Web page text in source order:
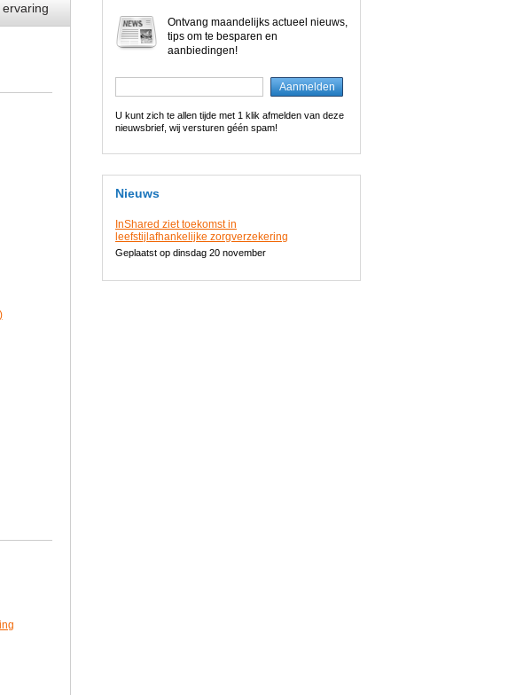
Ontvang maandelijks actueel nieuws,
tips om te besparen en
aanbiedingen!
U kunt zich te allen tijde met 1 klik afmelden van deze
nieuwsbrief, wij versturen géén spam!
Nieuws
InShared ziet toekomst in
leefstijlafhankelijke zorgverzekering
Geplaatst op dinsdag 20 november